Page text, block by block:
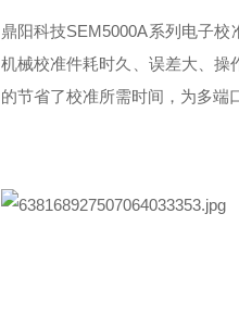
鼎阳科技SEM5000A系列电子校
机械校准件耗时久、误差大、操
的节省了校准所需时间，为多端